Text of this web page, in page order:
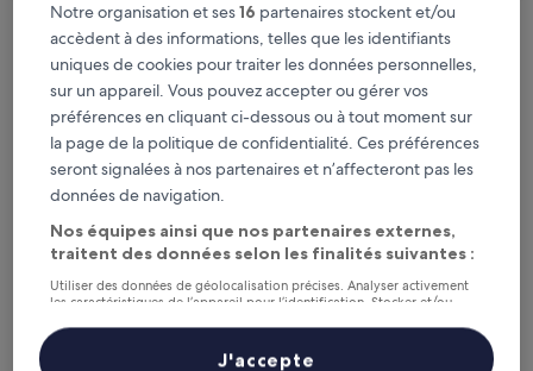
Options d’annulation gratuite en cas de
changement de programme
Gagnez des récompenses pour chaque
nuit séjournée
Économisez plus grâce aux Prix membres
Consultez les prix pour ces dates
Notre organisation et ses16 partenaires stockent et/ou
accèdent à des informations, telles que les identifiants
uniques de cookies pour traiter les données personnelles,
sur un appareil. Vous pouvez accepter ou gérer vos
préférences en cliquant ci-dessous ou à tout moment sur
la page de la politique de confidentialité. Ces préférences
seront signalées à nos partenaires et n’affecteront pas les
données de navigation.
Nos équipes ainsi que nos partenaires externes,
traitent des données selon les finalités suivantes :
Utiliser des données de géolocalisation précises. Analyser activement
les caractéristiques de l’appareil pour l’identification. Stocker et/ou
personnalisés, mesure de performance des publicités et du contenu,
études d’audience et développement de services.
J'accepte